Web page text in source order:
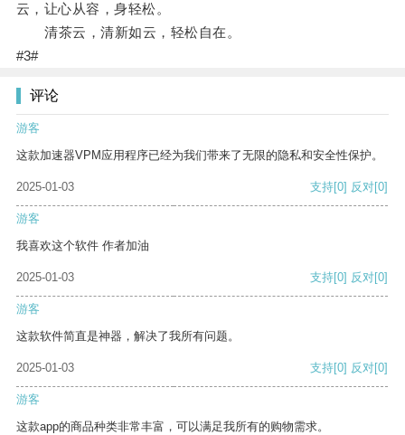
云，让心从容，身轻松。
清茶云，清新如云，轻松自在。
#3#
评论
游客
这款加速器VPM应用程序已经为我们带来了无限的隐私和安全性保护。
2025-01-03 支持[0] 反对[0]
游客
我喜欢这个软件 作者加油
2025-01-03 支持[0] 反对[0]
游客
这款软件简直是神器，解决了我所有问题。
2025-01-03 支持[0] 反对[0]
游客
这款app的商品种类非常丰富，可以满足我所有的购物需求。